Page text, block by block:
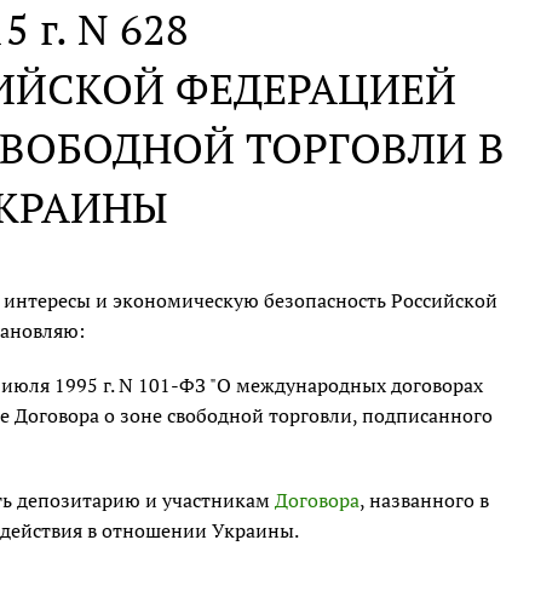
г. N 628
ФЕДЕРАЦИЕЙ
ТОРГОВЛИ В
и экономическую безопасность Российской
июля 1995 г. N 101-ФЗ "О международных договорах
Договора о зоне свободной торговли, подписанного
депозитарию и участникам Договора, названного в
в отношении Украины.